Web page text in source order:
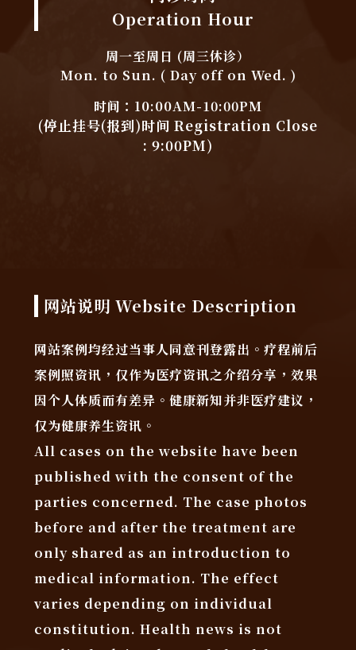
Operation Hour
周一至周日 (周三休诊）
Mon. to Sun. ( Day off on Wed. )
时间：10:00AM-10:00PM
(停止挂号(报到)时间 Registration Close
: 9:00PM)
网站说明 Website Description
网站案例均经过当事人同意刊登露出。疗程前后
案例照资讯，仅作为医疗资讯之介绍分享，效果
因个人体质而有差异。健康新知并非医疗建议，
仅为健康养生资讯。
All cases on the website have been
published with the consent of the
parties concerned. The case photos
before and after the treatment are
only shared as an introduction to
medical information. The effect
varies depending on individual
constitution. Health news is not